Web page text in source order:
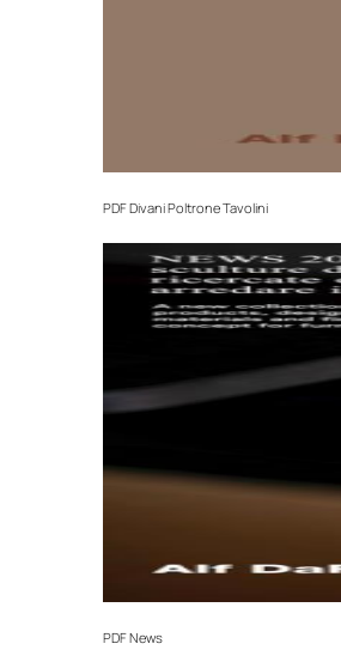
PDFDivani Poltrone Tavolini
PDFNews